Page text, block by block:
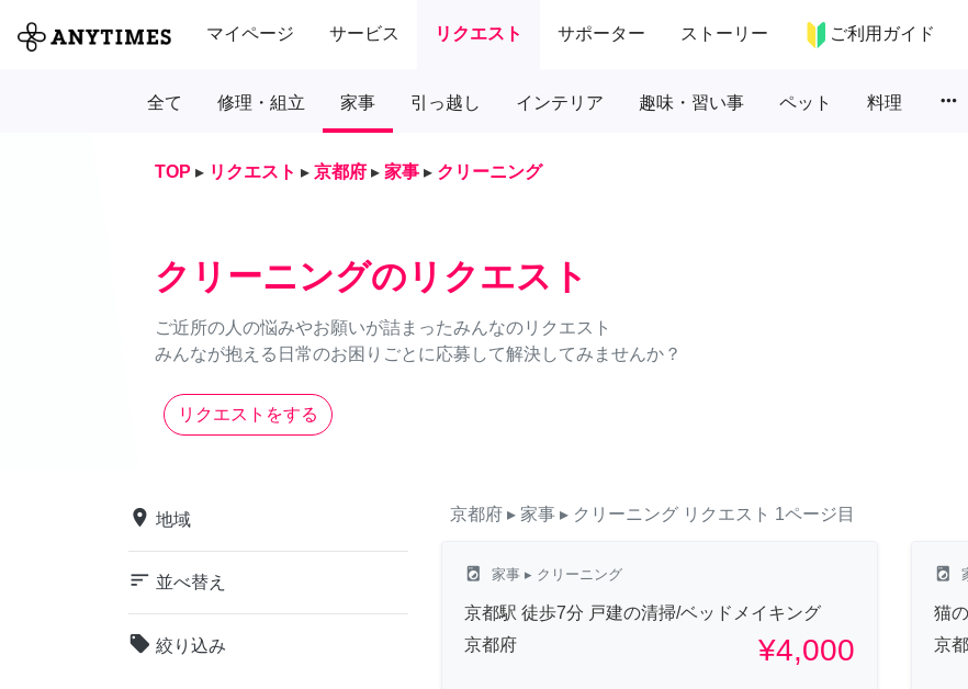
マイページ サービス リクエスト サポーター ストーリー ご利用ガイド
全て 修理・組立 家事 引っ越し インテリア 趣味・習い事 ペット 料理 more_horiz
TOP ▸ リクエスト ▸ 京都府 ▸ 家事 ▸ クリーニング
クリーニングのリクエスト
ご近所の人の悩みやお願いが詰まったみんなのリクエスト
みんなが抱える日常のお困りごとに応募して解決してみませんか？
リクエストをする
place 地域
sort 並べ替え
local_offer 絞り込み
京都府 ▸ 家事 ▸ クリーニング リクエスト 1ページ目
local_laundry_service 家事 ▸ クリーニング
京都駅 徒歩7分 戸建の清掃/ベッドメイキング
京都府
¥4,000
local_laundry_service
猫
京